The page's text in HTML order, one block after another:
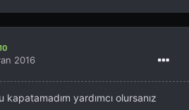
2016
yardımcı olursanız